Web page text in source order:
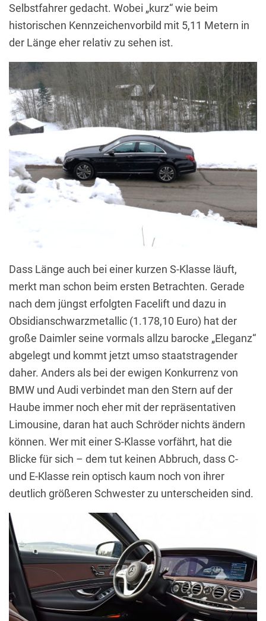
Selbstfahrer gedacht. Wobei „kurz“ wie beim
historischen Kennzeichenvorbild mit 5,11 Metern in
der Länge eher relativ zu sehen ist.
Dass Länge auch bei einer kurzen S-Klasse läuft,
merkt man schon beim ersten Betrachten. Gerade
nach dem jüngst erfolgten Facelift und dazu in
Obsidianschwarzmetallic (1.178,10 Euro) hat der
große Daimler seine vormals allzu barocke „Eleganz“
abgelegt und kommt jetzt umso staatstragender
daher. Anders als bei der ewigen Konkurrenz von
BMW und Audi verbindet man den Stern auf der
Haube immer noch eher mit der repräsentativen
Limousine, daran hat auch Schröder nichts ändern
können. Wer mit einer S-Klasse vorfährt, hat die
Blicke für sich – dem tut keinen Abbruch, dass C-
und E-Klasse rein optisch kaum noch von ihrer
deutlich größeren Schwester zu unterscheiden sind.